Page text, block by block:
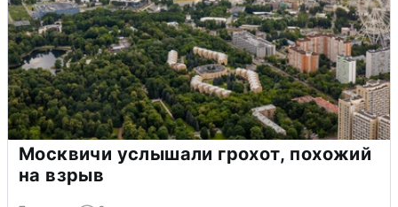
Москвичи услышали грохот, похожий
на взрыв